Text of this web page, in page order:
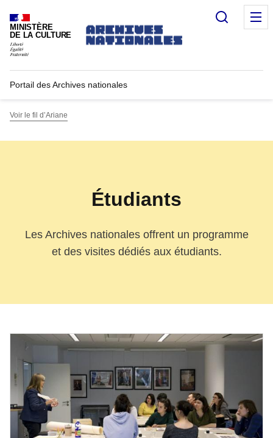
MINISTÈRE
DE LA CULTURE
Portail des Archives nationales
Voir le fil d’Ariane
Étudiants
Les Archives nationales offrent un programme
et des visites dédiés aux étudiants.